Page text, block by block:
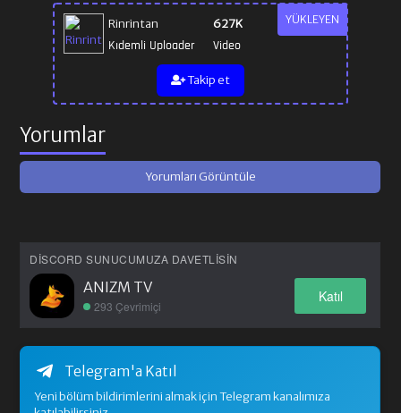
YÜKLEYEN
Rinrintan
Kıdemli Uploader
627K
Video
Takip et
Yorumlar
Yorumları Görüntüle
DISCORD SUNUCUMUZA DAVETLISIN
ANIZM TV
293 Çevrimiçi
Katıl
Telegram'a Katıl
Yeni bölüm bildirimlerini almak için Telegram kanalımıza